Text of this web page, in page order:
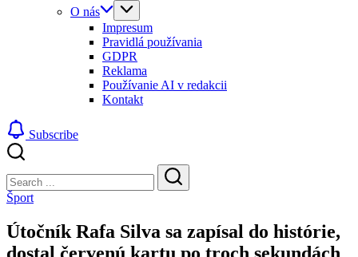
O nás
Impresum
Pravidlá používania
GDPR
Reklama
Používanie AI v redakcii
Kontakt
Subscribe
Search
Search
Šport
Útočník Rafa Silva sa zapísal do histórie,